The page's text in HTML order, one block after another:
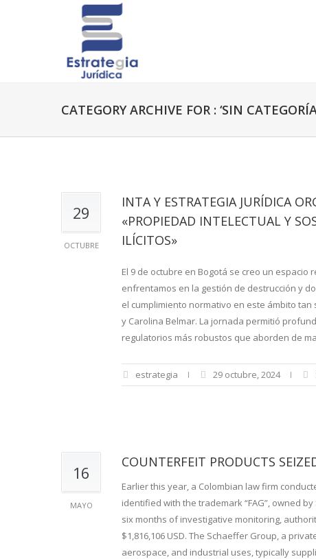
CATEGORY ARCHIVE FOR : ‘SIN
29
OCTUBRE
INTA Y ESTRATEGIA JURÍDICA
«PROPIEDAD INTELECTUAL Y
ILÍCITOS»
El 9 de octubre en Bogotá se creo un
enfrentamos en la gestión de destrucción y
el cumplimiento normativo en este ámbito
y Carolina Belmar. La jornada permitió
regulatorios más robustos que aborden de
estrategia 29 octubre, 2024
16
MAYO
COUNTERFEIT PRODUCTS
Earlier this year, a Colombian law firm
identified with the trademark “FAG”, owned
six months of investigative monitoring,
$1,816,106 USD. The Schaeffer Group, a
aerospace, and industrial uses, typically